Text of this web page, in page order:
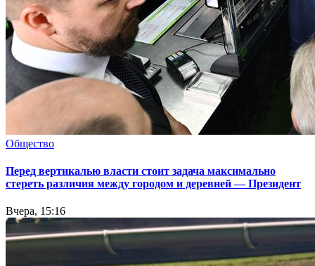
Общество
Перед вертикалью власти стоит задача максимально
стереть различия между городом и деревней — Президент
Вчера, 15:16